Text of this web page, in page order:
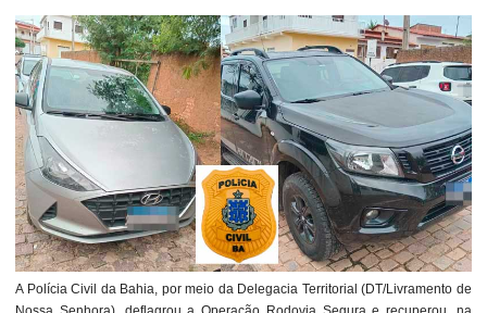
A Polícia Civil da Bahia, por meio da Delegacia Territorial (DT/Livramento de